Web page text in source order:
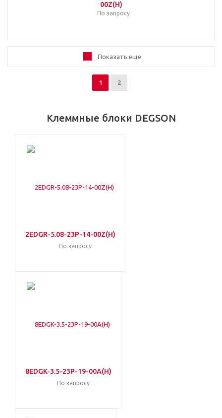
00Z(H)
По запросу
Показать еще
1 2
Клеммные блоки DEGSON
2EDGR-5.08-23P-14-00Z(H)
По запросу
8EDGK-3.5-23P-19-00A(H)
По запросу